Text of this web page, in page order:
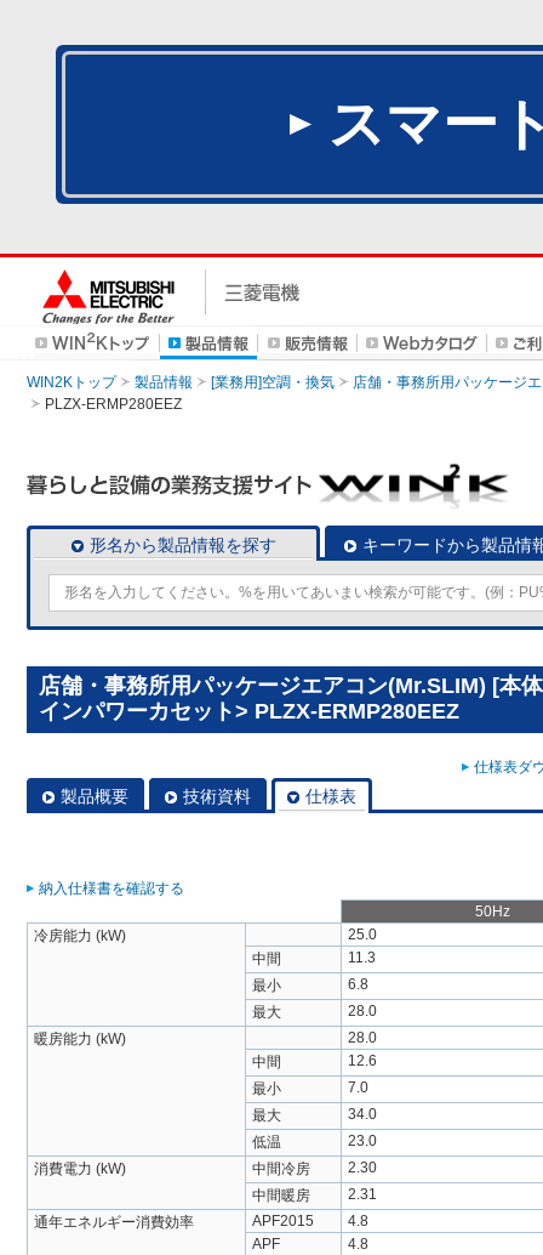
スマー
WIN2Kトップ 製品情報 [業務用]空調・換気
店舗・事務所用パッケージ
PLZX-ERMP280EEZ
形名から製品情報を探す キーワードから製品情
店舗・事務所用パッケージエアコン(Mr.SLIM) [本
インパワーカセット> PLZX-ERMP280EEZ
仕様表ダ
製品概要 技術資料 仕様表
納入仕様書を確認する
50Hz
冷房能力 (kW)
25.0
中間
11.3
最小
6.8
最大
28.0
暖房能力 (kW)
28.0
中間
12.6
最小
7.0
最大
34.0
低温
23.0
消費電力 (kW)
中間冷房
2.30
中間暖房
2.31
通年エネルギー消費効率
APF2015
4.8
APF
4.8